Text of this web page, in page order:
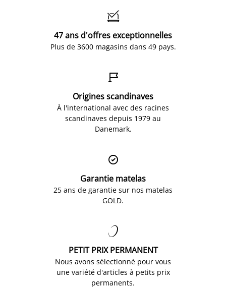

47 ans d'offres exceptionnelles
Plus de 3600 magasins dans 49 pays.

Origines scandinaves
À l'international avec des racines
scandinaves depuis 1979 au
Danemark.

Garantie matelas
25 ans de garantie sur nos matelas
GOLD.

PETIT PRIX PERMANENT
Nous avons sélectionné pour vous
une variété d'articles à petits prix
permanents.